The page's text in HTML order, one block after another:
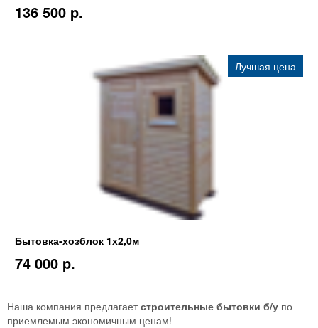
136 500 p.
Лучшая цена
Бытовка-хозблок 1х2,0м
74 000 p.
Наша компания предлагаетстроительные бытовки б/у по
приемлемым экономичным ценам!